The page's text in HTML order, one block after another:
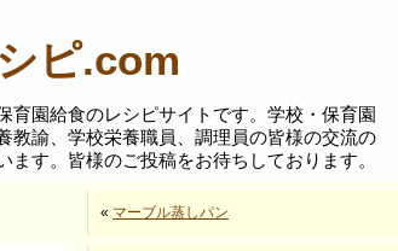
育園給食のレシピサイトです。 学校・保育園
教諭、学校栄養職員、調理員の皆様の交流の
ます。 皆様のご投稿をお待ちしております。
ピ.com
« マーブル蒸しパン